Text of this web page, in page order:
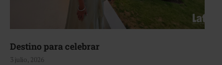
Destino para celebrar
3 julio, 2026